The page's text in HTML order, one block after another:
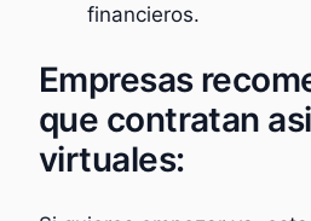
financieros.
Empresas
que contratan
virtuales: